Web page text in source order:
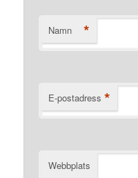
Namn *
E-postadress *
Webbplats